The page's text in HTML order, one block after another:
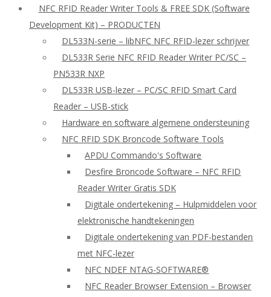
NFC RFID Reader Writer Tools & FREE SDK (Software
Development Kit) – PRODUCTEN
DL533N-serie – libNFC NFC RFID-lezer schrijver
DL533R Serie NFC RFID Reader Writer PC/SC –
PN533R NXP
DL533R USB-lezer – PC/SC RFID Smart Card
Reader – USB-stick
Hardware en software algemene ondersteuning
NFC RFID SDK Broncode Software Tools
APDU Commando's Software
Desfire Broncode Software – NFC RFID
Reader Writer Gratis SDK
Digitale ondertekening – Hulpmiddelen voor
elektronische handtekeningen
Digitale ondertekening van PDF-bestanden
met NFC-lezer
NFC NDEF NTAG-SOFTWARE®
NFC Reader Browser Extension – Browser